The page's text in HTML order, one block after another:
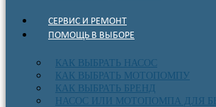
СЕРВИС И РЕМОНТ
ПОМОЩЬ В ВЫБОРЕ
КАК ВЫБРАТЬ НАСОС
КАК ВЫБРАТЬ МОТОПОМПУ
КАК ВЫБРАТЬ БРЕНД
НАСОС ИЛИ МОТОПОМПА ДЛЯ